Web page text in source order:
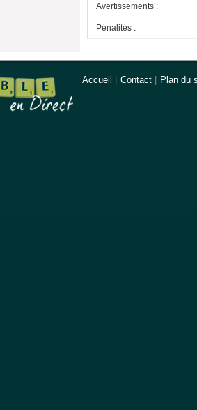
Avertissements :
Pénalités :
Accueil Contact Plan du